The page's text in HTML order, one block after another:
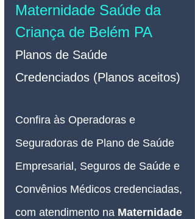
Maternidade Saúde da
Criança de Belém PA
Planos de Saúde
Credenciados (Planos aceitos)
Confira às Operadoras e
Seguradoras de Plano de Saúde
Empresarial, Seguros de Saúde e
Convênios Médicos credenciadas,
com atendimento na Maternidade